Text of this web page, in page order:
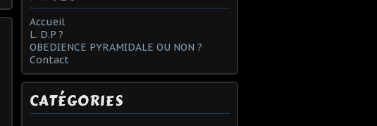
Accueil
L. D.P ?
OBEDIENCE PYRAMIDALE OU NON ?
Contact
CATÉGORIES